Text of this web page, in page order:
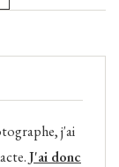
j'ai
J'ai donc